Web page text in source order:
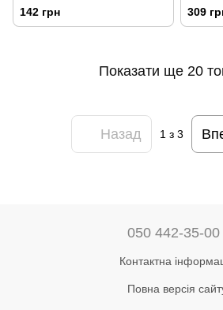
MEN 100 мл.
142 грн
мл.
309
Показати ще 20
Назад 1з 3
050 442-35-00
Контактна
Повна версія